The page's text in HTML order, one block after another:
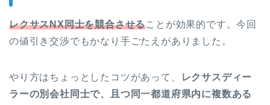
レクサスNX同士を競合させることが効果的です。今回
の値引き交渉でもかなり手ごたえがありました。
やり方はちょっとしたコツがあって、
レクサスディー
ラーの別会社同士で、且つ同一都道府県内に複数ある